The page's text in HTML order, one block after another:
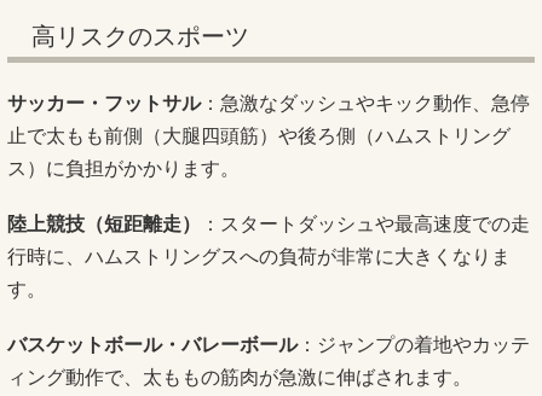
高リスクのスポーツ
サッカー・フットサル：急激なダッシュやキック動作、急停
止で太もも前側（大腿四頭筋）や後ろ側（ハムストリング
ス）に負担がかかります。
陸上競技（短距離走）
：スタートダッシュや最高速度での走
行時に、ハムストリングスへの負荷が非常に大きくなりま
す。
バスケットボール・バレーボール：ジャンプの着地やカッテ
ィング動作で、太ももの筋肉が急激に伸ばされます。